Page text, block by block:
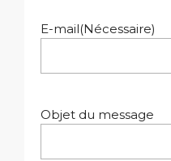
E-mail(Nécessaire)
Objet du message